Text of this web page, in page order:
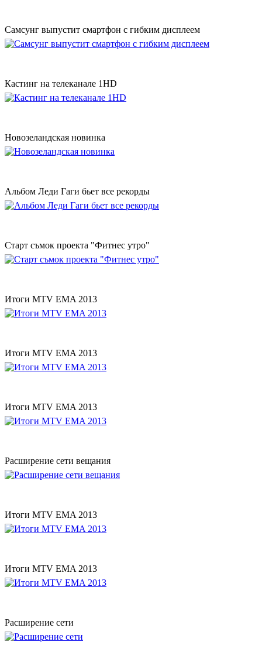
Самсунг выпустит смартфон с гибким дисплеем
Кастинг на телеканале 1HD
Новозеландская новинка
Альбом Леди Гаги бьет все рекорды
Старт съмок проекта "Фитнес утро"
Итоги MTV EMA 2013
Итоги MTV EMA 2013
Итоги MTV EMA 2013
Расширение сети вещания
Итоги MTV EMA 2013
Итоги MTV EMA 2013
Расширение сети